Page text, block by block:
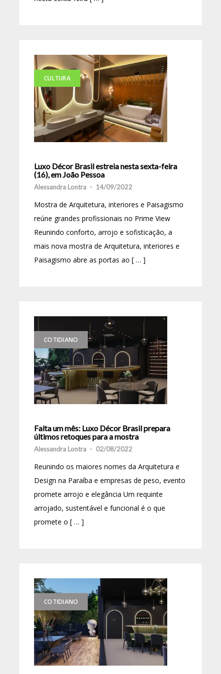
CULTURA
Luxo Décor Brasil estreia nesta sexta-feira
(16), em João Pessoa
Alessandra Lontra - 14/09/2022
Mostra de Arquitetura, interiores e Paisagismo
reúne grandes profissionais no Prime View
Reunindo conforto, arrojo e sofisticação, a
mais nova mostra de Arquitetura, interiores e
Paisagismo abre as portas ao [ … ]
COTIDIANO
Falta um mês: Luxo Décor Brasil prepara
últimos retoques para a mostra
Alessandra Lontra - 02/08/2022
Reunindo os maiores nomes da Arquitetura e
Design na Paraíba e empresas de peso, evento
promete arrojo e elegância Um requinte
arrojado, sustentável e funcional é o que
promete o [ … ]
COTIDIANO